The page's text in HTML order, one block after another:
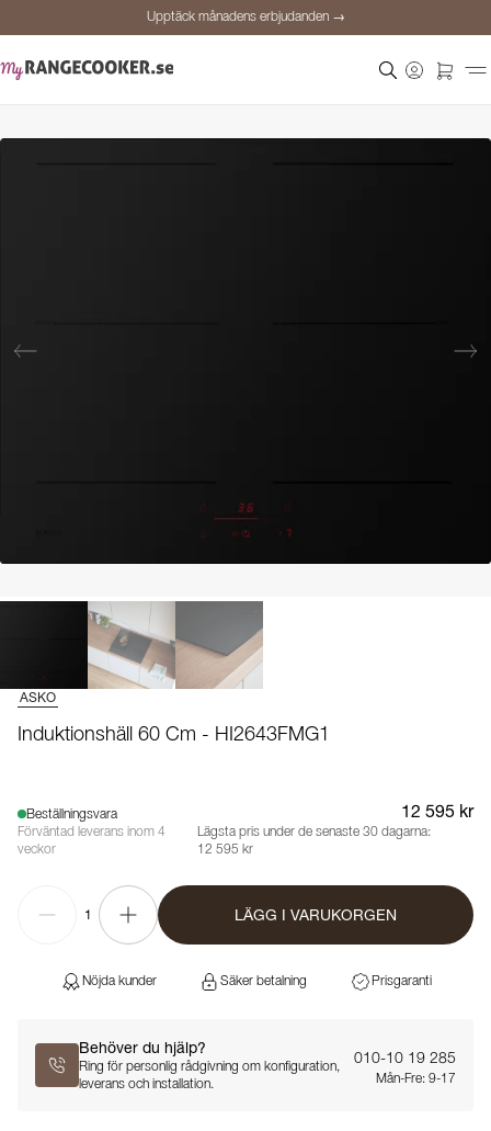
Upptäck månadens erbjudanden →
ASKO
Induktionshäll 60 Cm - HI2643FMG1
Beställningsvara
Förväntad leverans inom 4
veckor
12 595 kr
Lägsta pris under de senaste 30 dagarna:
12 595 kr
1 LÄGG I VARUKORGEN
Nöjda kunder Säker betalning Prisgaranti
Behöver du hjälp?
Ring för personlig rådgivning om konfiguration,
leverans och installation.
010-10 19 285
Mån-Fre: 9-17